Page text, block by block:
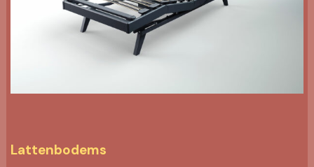
Lattenbodems